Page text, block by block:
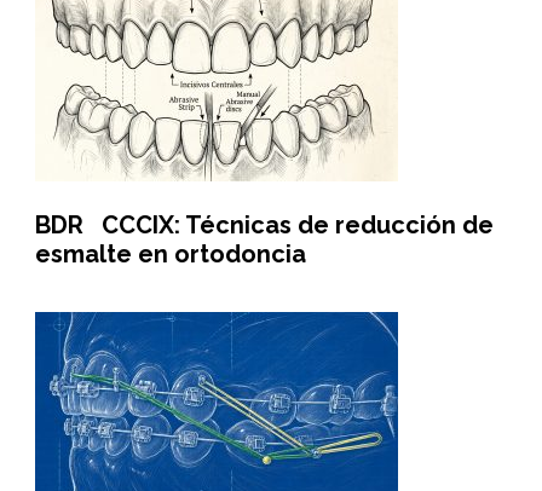
BDR CCCIX: Técnicas de reducción de
esmalte en ortodoncia